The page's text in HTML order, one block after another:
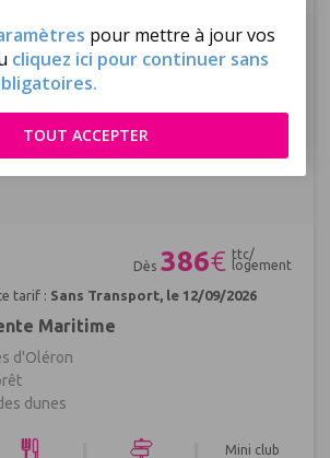
pour mettre à jour vos
cliquez ici pour continuer sans
TOUT ACCEPTER
Dès 386€ ttc/
logement
tarif : Sans Transport, le 12/09/2026
Maritime
d'Oléron
dunes
Mini club